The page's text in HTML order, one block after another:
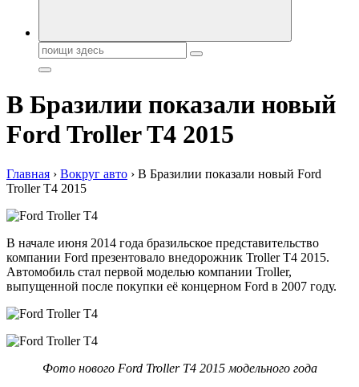
Поиск:
В Бразилии показали новый
Ford Troller T4 2015
Главная › Вокруг авто › В Бразилии показали новый Ford
Troller T4 2015
В начале июня 2014 года бразильское представительство
компании Ford презентовало внедорожник Troller T4 2015.
Автомобиль стал первой моделью компании Troller,
выпущенной после покупки её концерном Ford в 2007 году.
Фото нового Ford Troller T4 2015 модельного года